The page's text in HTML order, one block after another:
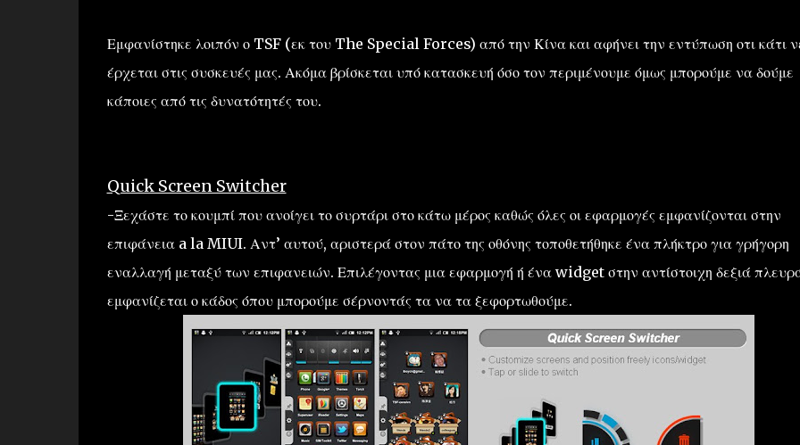
Εμφανίστηκε λοιπόν ο TSF (εκ του The Special Forces) από την Κίνα και αφήνει την εντύπωση οτι κάτι
έρχεται στις συσκευές μας. Ακόμα βρίσκεται υπό κατασκευή όσο τον περιμένουμε όμως μπορούμε να δούμε
κάποιες από τις δυνατότητές του.
Quick Screen Switcher
-Ξεχάστε το κουμπί που ανοίγει το συρτάρι στο κάτω μέρος καθώς όλες οι εφαρμογές εμφανίζονται στην
επιφάνεια a la MIUI. Αντ’ αυτού, αριστερά στον πάτο της οθόνης τοποθετήθηκε ένα πλήκτρο για γρήγορη
εναλλαγή μεταξύ των επιφανειών. Επιλέγοντας μια εφαρμογή ή ένα widget στην αντίστοιχη δεξιά
εμφανίζεται ο κάδος όπου μπορούμε σέρνοντάς τα να τα ξεφορτωθούμε.